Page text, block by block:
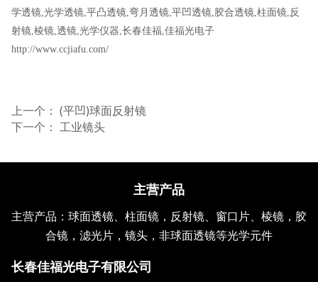
学透镜,光学透镜,平凸透镜,弯月透镜,平凹透镜,胶合透镜,柱面镜,反
射镜,棱镜,透镜,光学仪器,长春佳福,佳福光电子
http://www.ccjiafu.com/
上一个： (平凹)球面反射镜
下一个： 工业镜头
主营产品
主营产品：球面透镜、柱面镜，反射镜、窗口片、棱镜，胶
合镜，滤光片，镜头，非球面透镜等光学元件
长春佳福光电子有限公司